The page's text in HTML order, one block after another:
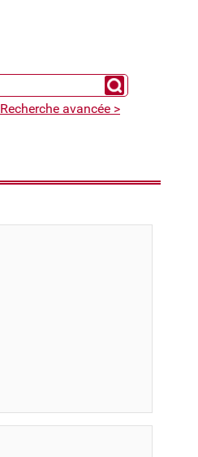
Chercher un expert
Recherche avancée >